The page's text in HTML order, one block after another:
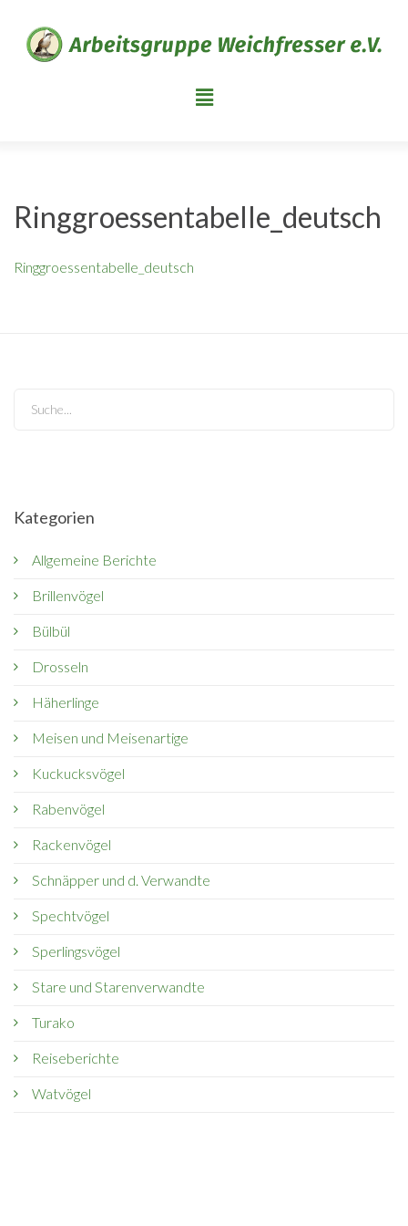
Ringgroessentabelle_deutsch
Ringgroessentabelle_deutsch
Kategorien
Allgemeine Berichte
Brillenvögel
Bülbül
Drosseln
Häherlinge
Meisen und Meisenartige
Kuckucksvögel
Rabenvögel
Rackenvögel
Schnäpper und d. Verwandte
Spechtvögel
Sperlingsvögel
Stare und Starenverwandte
Turako
Reiseberichte
Watvögel